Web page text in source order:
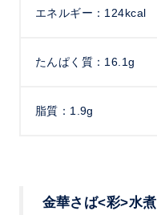
エネルギー：124kcal
たんぱく質：16.1g
脂質：1.9g
金華さば<彩>水煮